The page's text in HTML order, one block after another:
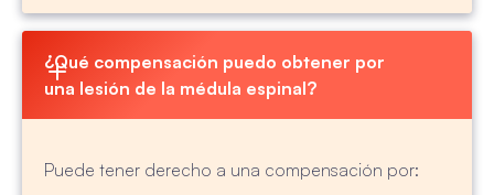
¿Qué compensación puedo obtener por
una lesión de la médula espinal?
Puede tener derecho a una compensación por: